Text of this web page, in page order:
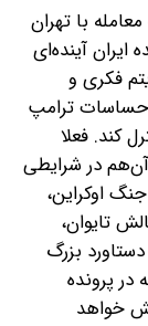
با تهران
آینده‌ای
فکری و
ترامپ
کند. فعلا
در شرایطی
اوکراین،
تایوان،
کابوس 1929 به یک دستاورد بزرگ
در پرونده
خواهد